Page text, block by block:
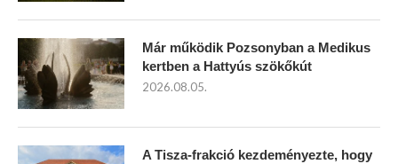
Már működik Pozsonyban a Medikus
kertben a Hattyús szökőkút
2026.08.05.
A Tisza-frakció kezdeményezte, hogy